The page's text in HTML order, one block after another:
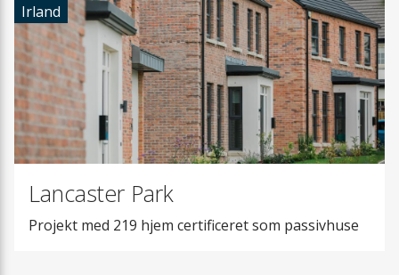
Irland
Lancaster Park
Projekt med 219 hjem certificeret som passivhuse